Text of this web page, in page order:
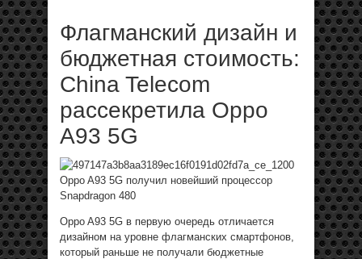
Флагманский дизайн и
бюджетная стоимость:
China Telecom
рассекретила Oppo
A93 5G
Oppo A93 5G получил новейший процессор
Snapdragon 480
Oppo A93 5G в первую очередь отличается
дизайном на уровне флагманских смартфонов,
который раньше не получали бюджетные